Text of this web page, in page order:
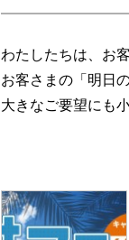
わたしたちは、お
お客さまの「明日
大きなご要望にも